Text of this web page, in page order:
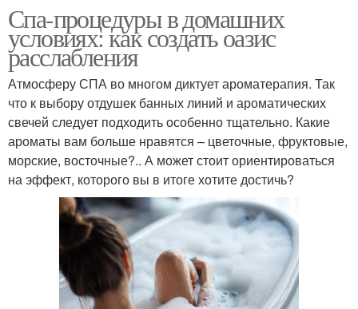
Спа-процедуры в домашних
условиях: как создать оазис
расслабления
Атмосферу СПА во многом диктует ароматерапия. Так
что к выбору отдушек банных линий и ароматических
свечей следует подходить особенно тщательно. Какие
ароматы вам больше нравятся – цветочные, фруктовые,
морские, восточные?.. А может стоит ориентироваться
на эффект, которого вы в итоге хотите достичь?